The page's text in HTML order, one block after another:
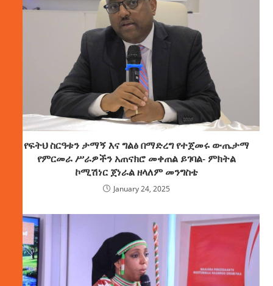
የፍትህ ስርዓቱን ታማኝ እና ግልፅ በማድረግ የተጀመሩ ውጤታማ
የምርመራ ሥራዎችን አጠናክሮ መቀጠል ይገባል- ምክትል
ኮሚሽነር ጀነራል ዘላለም መንግስቴ
January 24, 2025